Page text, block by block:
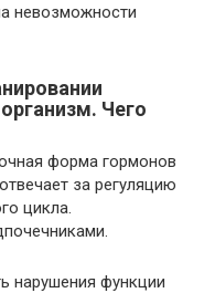
невозможности
Чего
форма гормонов
за регуляцию
цикла.
нарушения функции